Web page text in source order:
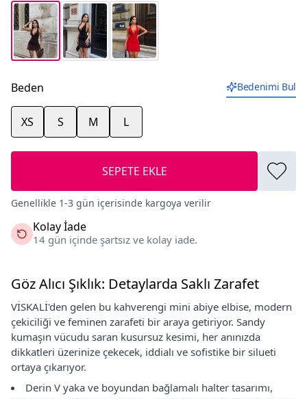
Beden Bedenimi Bul
XS S M L
SEPETE EKLE
Genellikle 1-3 gün içerisinde kargoya verilir
Kolay İade
14 gün içinde şartsız ve kolay iade.
Göz Alıcı Şıklık: Detaylarda Saklı Zarafet
VİSKALİ'den gelen bu kahverengi mini abiye elbise, modern
çekiciliği ve feminen zarafeti bir araya getiriyor. Sandy
kumaşın vücudu saran kusursuz kesimi, her anınızda
dikkatleri üzerinize çekecek, iddialı ve sofistike bir silueti
ortaya çıkarıyor.
Derin V yaka ve boyundan bağlamalı halter tasarımı,